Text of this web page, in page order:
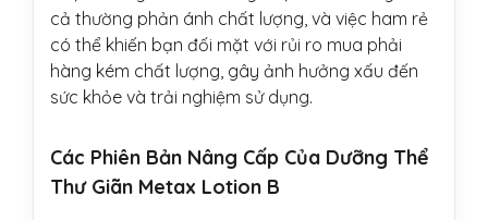
cả thường phản ánh chất lượng, và việc ham rẻ
có thể khiến bạn đối mặt với rủi ro mua phải
hàng kém chất lượng, gây ảnh hưởng xấu đến
sức khỏe và trải nghiệm sử dụng.
Các Phiên Bản Nâng Cấp Của Dưỡng Thể
Thư Giãn Metax Lotion B